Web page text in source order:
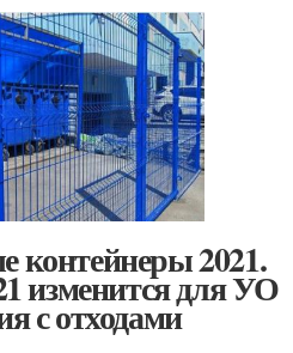
контейнеры 2021.
изменится для УО
с отходами